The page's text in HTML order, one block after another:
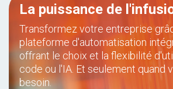
La puissance de
Transformez votre entreprise
plateforme d'automatisation
offrant le choix et la flexibilité
code ou l'IA. Et seulement quand
besoin.